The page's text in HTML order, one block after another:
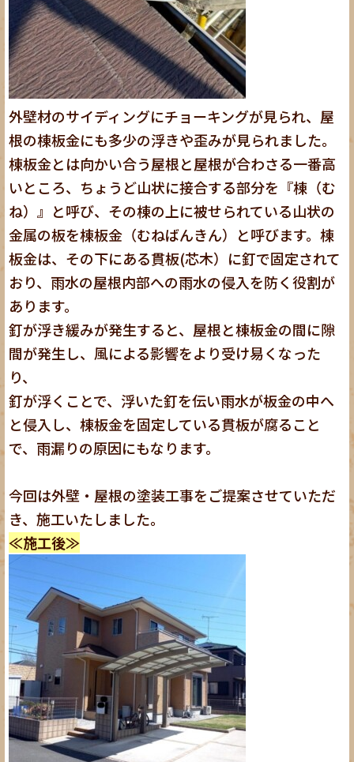
外壁材のサイディングにチョーキングが見られ、屋
根の棟板金にも多少の浮きや歪みが見られました。
棟板金とは向かい合う屋根と屋根が合わさる一番高
いところ、ちょうど山状に接合する部分を『棟（む
ね）』と呼び、その棟の上に被せられている山状の
金属の板を棟板金（むねばんきん）と呼びます。棟
板金は、その下にある貫板(芯木）に釘で固定されて
おり、雨水の屋根内部への雨水の侵入を防く役割が
あります。
釘が浮き緩みが発生すると、屋根と棟板金の間に隙
間が発生し、風による影響をより受け易くなった
り、
釘が浮くことで、浮いた釘を伝い雨水が板金の中へ
と侵入し、棟板金を固定している貫板が腐ること
で、雨漏りの原因にもなります。
今回は外壁・屋根の塗装工事をご提案させていただ
き、施工いたしました。
≪施工後≫